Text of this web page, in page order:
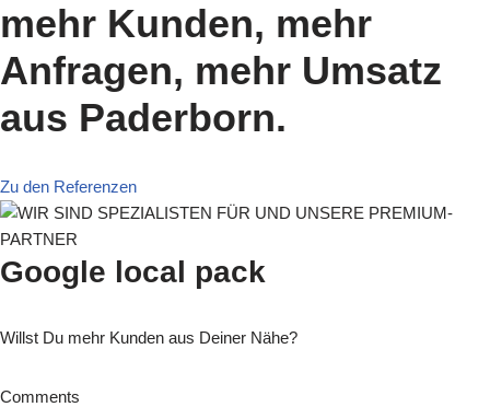
mehr Kunden, mehr
Anfragen, mehr Umsatz
aus Paderborn.
Zu den Referenzen
Google local pack
Willst Du mehr Kunden aus Deiner Nähe?
Comments